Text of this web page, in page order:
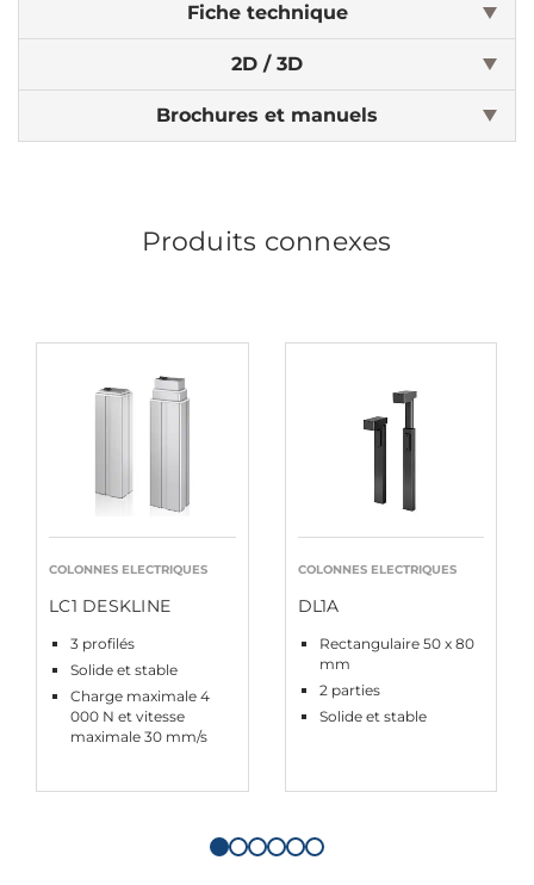
Fiche technique
2D / 3D
Brochures et manuels
Produits connexes
COLONNES ELECTRIQUES
LC1 DESKLINE
3 profilés
Solide et stable
Charge maximale 4
000 N et vitesse
maximale 30 mm/s
COLONNES ELECTRIQUES
DL1A
Rectangulaire 50 x 80
mm
2 parties
Solide et stable